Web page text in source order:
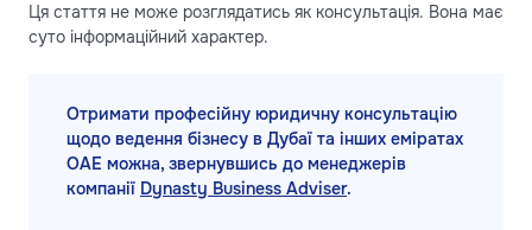
Ця стаття не може розглядатись як консультація. Вона має
суто інформаційний характер.
Отримати професійну юридичну консультацію
щодо ведення бізнесу в Дубаї та інших еміратах
ОАЕ можна, звернувшись до менеджерів
компанії Dynasty Business Adviser.